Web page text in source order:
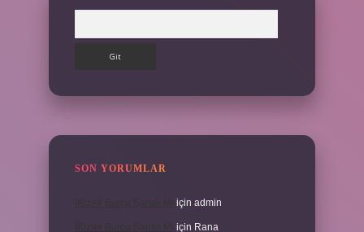
SON YORUMLAR
için admin
için Rana